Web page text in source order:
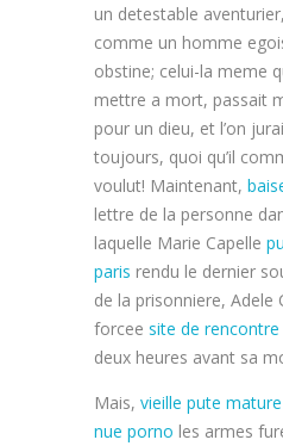
un detestable aventurier,
comme un homme
obstine; celui-la meme
mettre a mort, passait
pour un dieu, et l’on
toujours, quoi qu’il
voulut! Maintenant,
lettre de la personne
laquelle Marie Capelle
paris rendu le dernier
de la prisonniere, Adele
forcee site de rencontre
deux heures avant sa
Mais, vieille pute mature
nue porno les armes